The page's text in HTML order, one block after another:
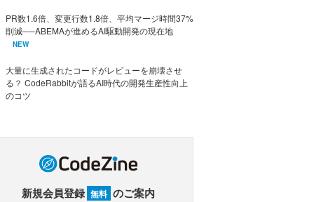
PR数1.6倍、変更行数1.8倍、平均マージ時間37%
削減──ABEMAが進めるAI駆動開発の現在地
NEW
大量に生成されたコードがレビューを崩壊させ
る？ CodeRabbitが語るAI時代の開発生産性向上
のコツ
新規会員登録 無料 のご案内